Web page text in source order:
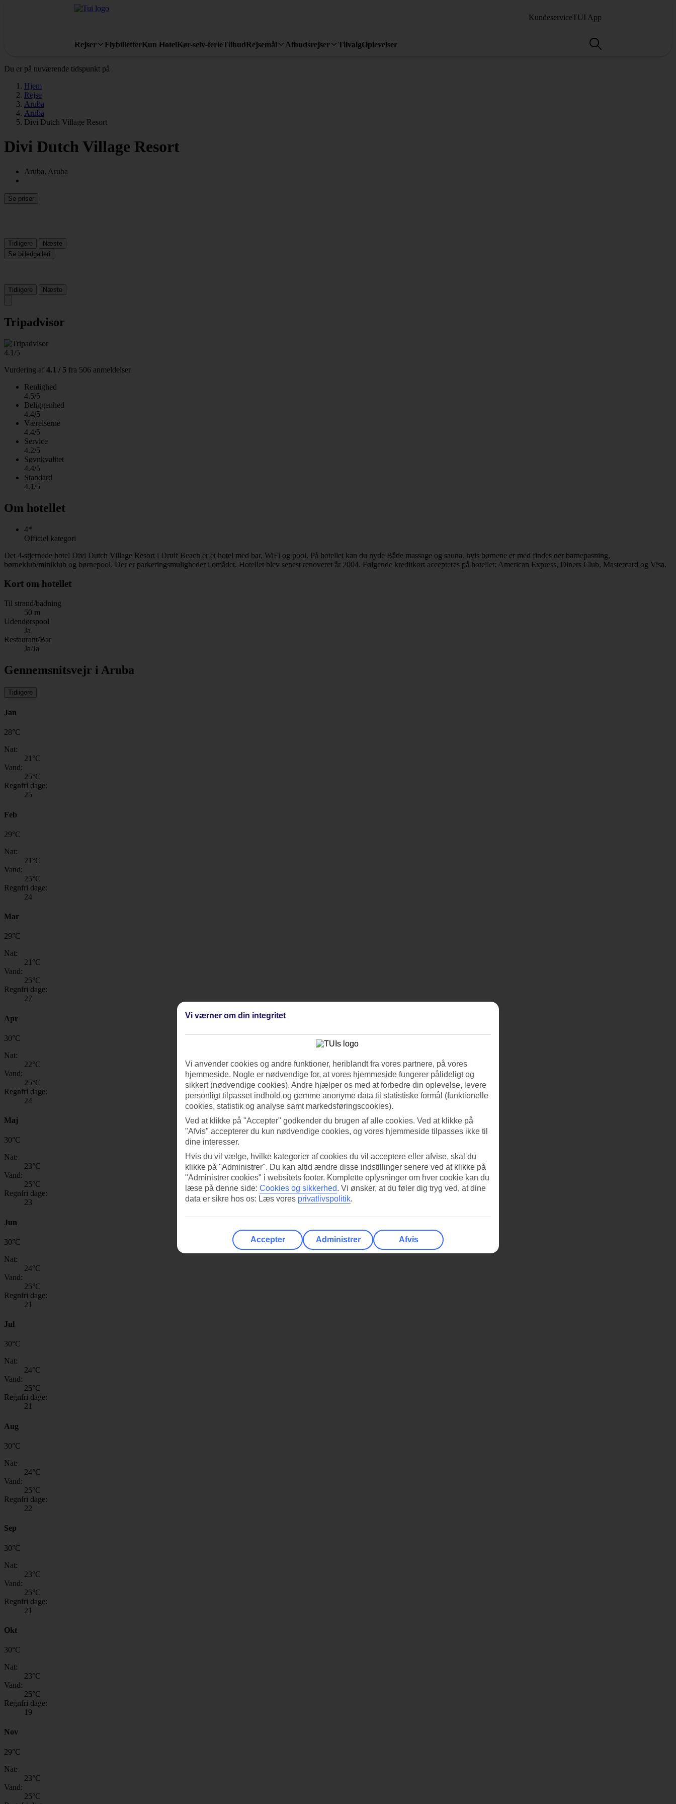
KundeserviceTUI App
Rejser FlybilletterKun HotelKør-selv-ferieTilbudRejsemål Afbudsrejser TilvalgOplevelser
Du er på nuværende tidspunkt på
Hjem
Rejse
Aruba
Aruba
Divi Dutch Village Resort
Divi Dutch Village Resort
Aruba, Aruba
Se priser
Tidligere
Næste
Se billedgalleri
Tidligere Næste
Tripadvisor
4.1/5
Vurdering af 4.1 / 5 fra 506 anmeldelser
Renlighed
4.5/5
Beliggenhed
4.4/5
Værelserne
4.4/5
Service
4.2/5
Søvnkvalitet
4.4/5
Standard
4.1/5
Om hotellet
4*
Officiel kategori
Det 4-stjernede hotel Divi Dutch Village Resort i Druif Beach er et hotel med bar, WiFi og pool. På hotellet kan du nyde Både massage og sauna. hvis børnene er med findes der barnepasning,
børneklub/miniklub og børnepool. Der er parkeringsmuligheder i omådet. Hotellet blev senest renoveret år 2004. Følgende kreditkort accepteres på hotellet: American Express, Diners Club, Mastercard og Visa.
Kort om hotellet
Til strand/badning
50 m
Udendørspool
Ja
Restaurant/Bar
Ja/Ja
Gennemsnitsvejr i Aruba
Tidligere
Jan
28°C
Nat:
21 °C
Vand:
25°C
Regnfri dage:
25
Feb
29°C
Nat:
21 °C
Vand:
25°C
Regnfri dage:
24
Mar
29°C
Nat:
21 °C
Vand:
25°C
Regnfri dage:
27
Apr
30°C
Nat:
22°C
Vand:
25°C
Regnfri dage:
24
Maj
30°C
Nat:
23°C
Vand:
25°C
Regnfri dage:
23
Jun
30°C
Nat:
24°C
Vand:
25°C
Regnfri dage:
21
Jul
30°C
Nat:
24°C
Vand:
25°C
Regnfri dage:
21
Aug
30°C
Nat:
24°C
Vand:
25°C
Regnfri dage:
22
Sep
30°C
Nat:
23°C
Vand:
25°C
Regnfri dage:
21
Okt
30°C
Nat:
23°C
Vand:
25°C
Regnfri dage:
19
Nov
29°C
Nat:
23°C
Vand:
25°C
Vi værner om din integritet
Vi anvender cookies og andre funktioner, heriblandt fra vores partnere, på vores
hjemmeside. Nogle er nødvendige for, at vores hjemmeside fungerer pålideligt og
sikkert (nødvendige cookies). Andre hjælper os med at forbedre din oplevelse, levere
personligt tilpasset indhold og gemme anonyme data til statistiske formål (funktionelle
cookies, statistik og analyse samt markedsføringscookies).
Ved at klikke på "Accepter" godkender du brugen af alle cookies. Ved at klikke på
"Afvis" accepterer du kun nødvendige cookies, og vores hjemmeside tilpasses ikke til
dine interesser.
Hvis du vil vælge, hvilke kategorier af cookies du vil acceptere eller afvise, skal du
klikke på "Administrer". Du kan altid ændre disse indstillinger senere ved at klikke på
"Administrer cookies" i websitets footer. Komplette oplysninger om hver cookie kan du
læse på denne side: Cookies og sikkerhed. Vi ønsker, at du føler dig tryg ved, at dine
data er sikre hos os: Læs vores privatlivspolitik.
Accepter Administrer Afvis